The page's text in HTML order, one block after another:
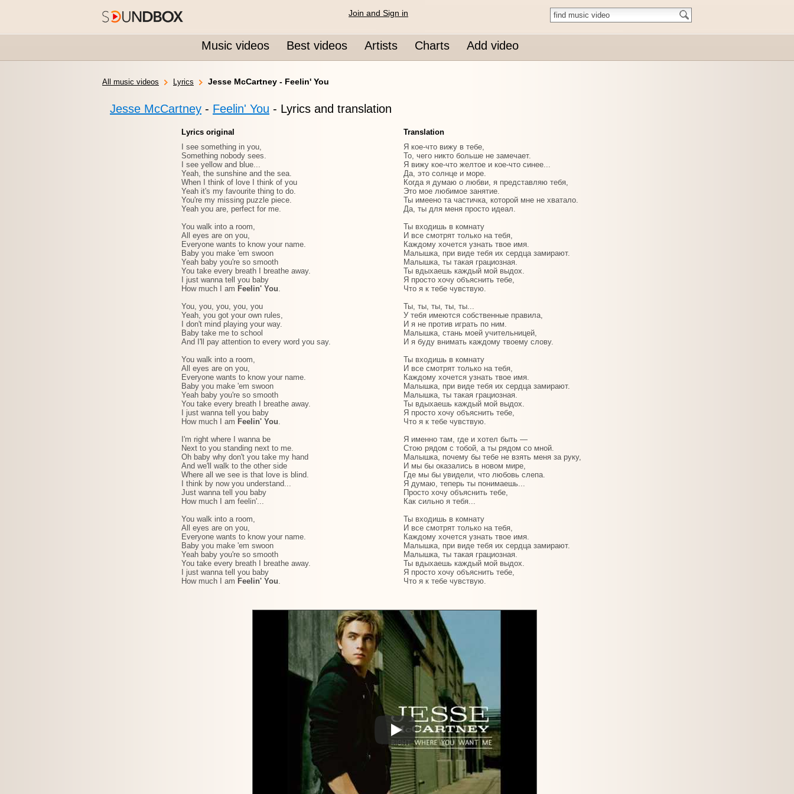
Join and Sign in
Music videos Best videos Artists Charts Add video
All music videos Lyrics Jesse McCartney - Feelin' You
Jesse McCartney - Feelin' You - Lyrics and translation
Lyrics original
I see something in you,
Something nobody sees.
I see yellow and blue...
Yeah, the sunshine and the sea.
When I think of love I think of you
Yeah it's my favourite thing to do.
You're my missing puzzle piece.
Yeah you are, perfect for me.
You walk into a room,
All eyes are on you,
Everyone wants to know your name.
Baby you make 'em swoon
Yeah baby you're so smooth
You take every breath I breathe away.
I just wanna tell you baby
How much I am Feelin' You.
You, you, you, you, you
Yeah, you got your own rules,
I don't mind playing your way.
Baby take me to school
And I'll pay attention to every word you say.
You walk into a room,
All eyes are on you,
Everyone wants to know your name.
Baby you make 'em swoon
Yeah baby you're so smooth
You take every breath I breathe away.
I just wanna tell you baby
How much I am Feelin' You.
I'm right where I wanna be
Next to you standing next to me.
Oh baby why don't you take my hand
And we'll walk to the other side
Where all we see is that love is blind.
I think by now you understand...
Just wanna tell you baby
How much I am feelin'...
You walk into a room,
All eyes are on you,
Everyone wants to know your name.
Baby you make 'em swoon
Yeah baby you're so smooth
You take every breath I breathe away.
I just wanna tell you baby
How much I am Feelin' You.
Translation
Я кое-что вижу в тебе,
То, чего никто больше не замечает.
Я вижу кое-что желтое и кое-что синее...
Да, это солнце и море.
Когда я думаю о любви, я представляю тебя,
Это мое любимое занятие.
Ты имеено та частичка, которой мне не хватало.
Да, ты для меня просто идеал.
Ты входишь в комнату
И все смотрят только на тебя,
Каждому хочется узнать твое имя.
Малышка, при виде тебя их сердца замирают.
Малышка, ты такая грациозная.
Ты вдыхаешь каждый мой выдох.
Я просто хочу объяснить тебе,
Что я к тебе чувствую.
Ты, ты, ты, ты, ты...
У тебя имеются собственные правила,
И я не против играть по ним.
Малышка, стань моей учительницей,
И я буду внимать каждому твоему слову.
Ты входишь в комнату
И все смотрят только на тебя,
Каждому хочется узнать твое имя.
Малышка, при виде тебя их сердца замирают.
Малышка, ты такая грациозная.
Ты вдыхаешь каждый мой выдох.
Я просто хочу объяснить тебе,
Что я к тебе чувствую.
Я именно там, где и хотел быть —
Стою рядом с тобой, а ты рядом со мной.
Малышка, почему бы тебе не взять меня за руку,
И мы бы оказались в новом мире,
Где мы бы увидели, что любовь слепа.
Я думаю, теперь ты понимаешь...
Просто хочу объяснить тебе,
Как сильно я тебя...
Ты входишь в комнату
И все смотрят только на тебя,
Каждому хочется узнать твое имя.
Малышка, при виде тебя их сердца замирают.
Малышка, ты такая грациозная.
Ты вдыхаешь каждый мой выдох.
Я просто хочу объяснить тебе,
Что я к тебе чувствую.